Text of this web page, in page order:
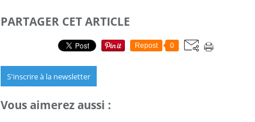
PARTAGER CET ARTICLE
Repost 0
S'inscrire à la newsletter
Vous aimerez aussi :